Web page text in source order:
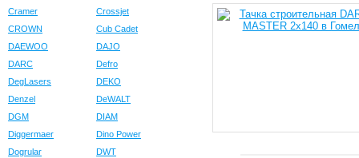
Cramer
Crossjet
CROWN
Cub Cadet
DAEWOO
DAJO
DARC
Defro
DegLasers
DEKO
Denzel
DeWALT
DGM
DIAM
Diggermaer
Dino Power
Dogrular
DWT